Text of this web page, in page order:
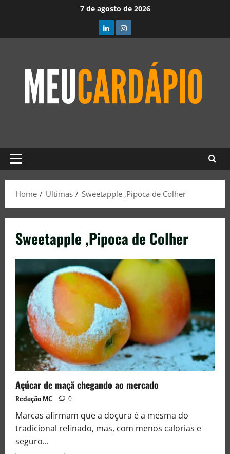
7 de agosto de 2026
Home Ultimas Sweetapple ,Pipoca de Colher
Sweetapple ,Pipoca de Colher
Açúcar de maçã chegando ao mercado
Redação MC 0
Marcas afirmam que a doçura é a mesma do
tradicional refinado, mas, com menos calorias e
seguro...